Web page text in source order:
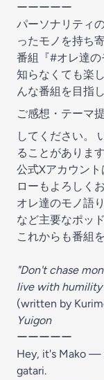
ーーーーー
パーソナリティ
ったモノを持ち
番組『#オレ達の
知らなくても楽
んな番組を目指
ご感想・テーマ
してください。
ることがあります
公式Xアカウン
ローもよろしく
オレ達のモノ語
など主要なポッ
これからも番組
"Don't chase
live with humility
(written by
Yuigon
ーーーーー
Hey, it's Mako —
gatari.